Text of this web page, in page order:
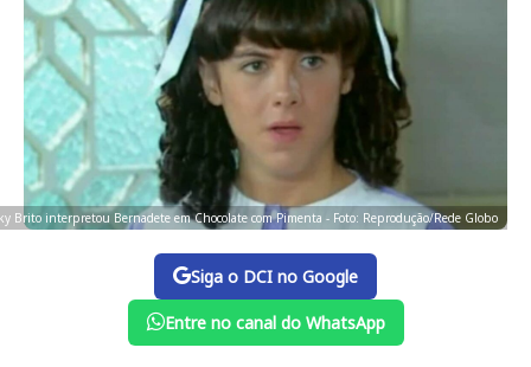
Brito interpretou Bernadete em Chocolate com Pimenta - Foto: Reprodução/Rede Globo
Siga o DCI no Google
Entre no canal do WhatsApp